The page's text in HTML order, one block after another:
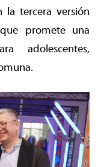
tercera versión
promete una
adolescentes,